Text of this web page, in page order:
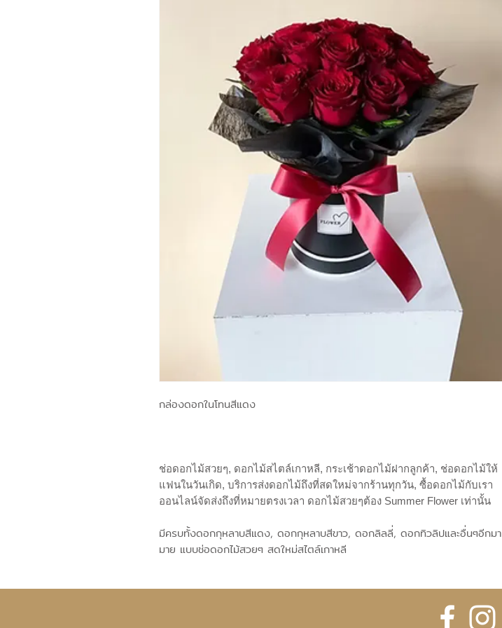
กล่องดอกในโทนสีแดง
ช่อดอกไม้สวยๆ, ดอกไม้สไตล์เกาหลี, กระเช้าดอกไม้ฝากลูกค้า, ช่อดอกไม้ให้
แฟนในวันเกิด, บริการส่งดอกไม้ถึงที่สดใหม่จากร้านทุกวัน, ซื้อดอกไม้กับเรา
ออนไลน์จัดส่งถึงที่หมายตรงเวลา ดอกไม้สวยๆต้อง Summer Flower เท่านั้น
มีครบทั้งดอกกุหลาบสีแดง, ดอกกุหลาบสีขาว, ดอกลิลลี่, ดอกทิวลิปและอื่นๆอีกมา
มาย แบบช่อดอกไม้สวยๆ สดใหม่สไตล์เกาหลี